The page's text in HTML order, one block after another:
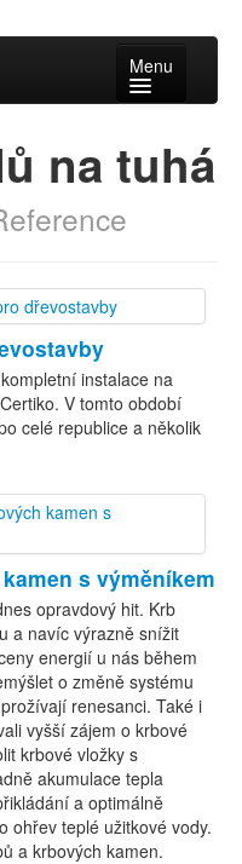
Menu
na tuhá
instalace na
V tomto období
celé republice a několik
s výměníkem
opravdový hit. Krb
a navíc výrazně snížit
energií u nás během
o změně systému
renesanci. Také i
vyšší zájem o krbové
krbové vložky s
akumulace tepla
a optimálně
ohřev teplé užitkové vody.
a krbových kamen.